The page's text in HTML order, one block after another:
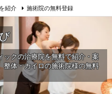
紹介 施術院の無料登録
ックの治療院を無料で紹介・案
整体・カイロの施術院様の無料